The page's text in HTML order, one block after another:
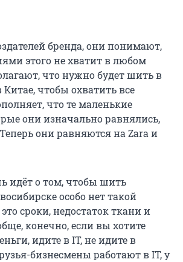
бренда, они понимают,
этого не хватит в любом
что нужно будет шить в
чтобы охватить все
что те маленькие
они изначально равнялись,
они равняются на Zara и
идёт о том, чтобы шить
особо нет такой
сроки, недостаток ткани и
конечно, если вы хотите
идите в IT, не идите в
бизнесмены работают в IT, у